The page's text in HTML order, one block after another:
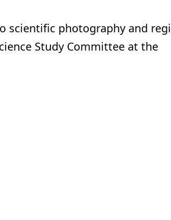
scientific photography and
Study Committee at the